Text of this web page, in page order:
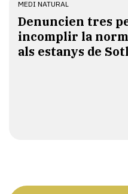
MEDI NATURAL
Denuncien tres
incomplir la
als estanys de